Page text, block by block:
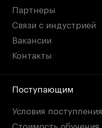
Партнеры
Связи с индустрией
Вакансии
Контакты
Поступающим
Условия поступления